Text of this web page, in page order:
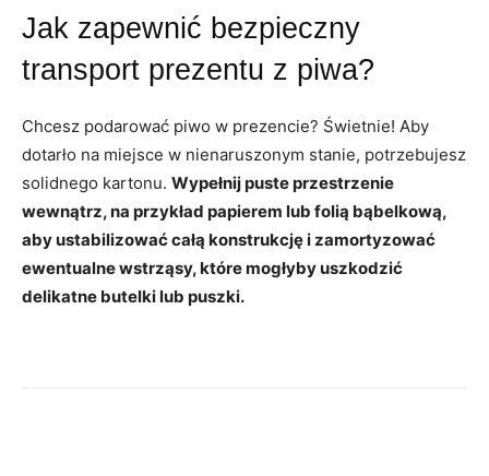
Jak zapewnić bezpieczny
transport prezentu z piwa?
Chcesz podarować piwo w prezencie? Świetnie! Aby
dotarło na miejsce w nienaruszonym stanie, potrzebujesz
solidnego kartonu. Wypełnij puste przestrzenie
wewnątrz, na przykład papierem lub folią bąbelkową,
aby ustabilizować całą konstrukcję i zamortyzować
ewentualne wstrząsy, które mogłyby uszkodzić
delikatne butelki lub puszki.